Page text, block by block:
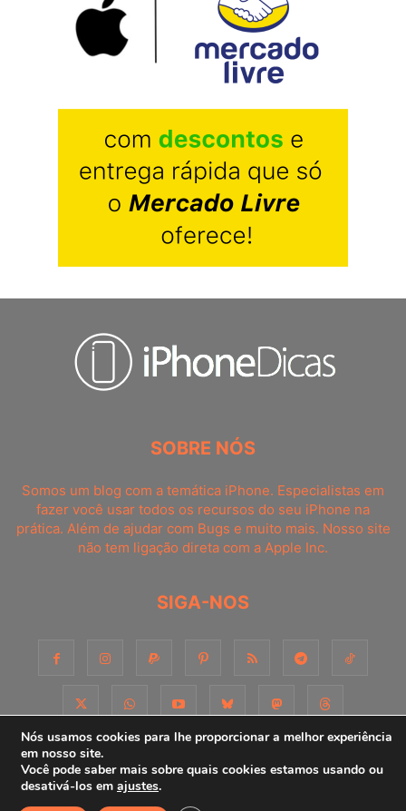
SOBRE NÓS
Somos um blog com a temática iPhone. Especialistas em
fazer você usar todos os recursos do seu iPhone na
prática. Além de ajudar com Bugs e muito mais. Nosso site
não tem ligação direta com a Apple Inc.
SIGA-NOS
Sobre Contato Apoie-nos!
Nós usamos cookies para lhe proporcionar a melhor experiência
em nosso site.
Você pode saber mais sobre quais cookies estamos usando ou
desativá-los em ajustes.